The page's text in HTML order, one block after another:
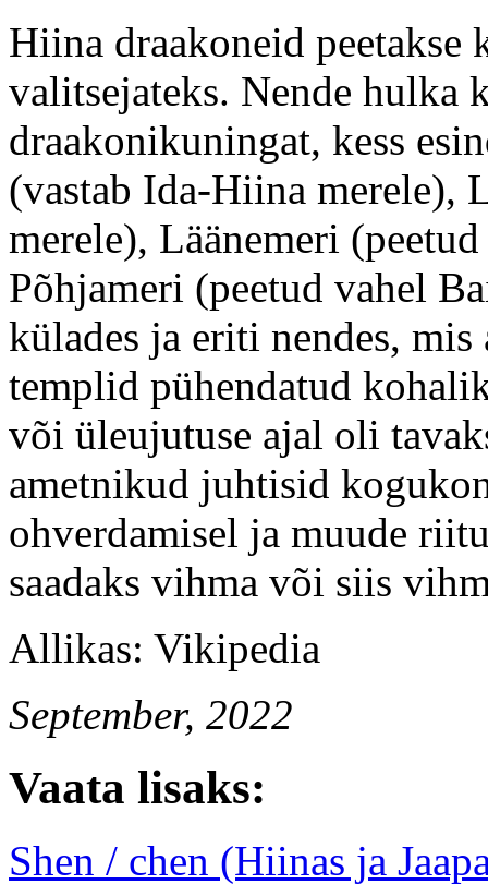
Hiina draakoneid peetakse
valitsejateks. Nende hulka
draakonikuningat, kess
(vastab Ida-Hiina merele),
merele), Läänemeri
Põhjameri (peetud vahel
külades ja eriti nendes,
templid pühendatud
või üleujutuse ajal oli
ametnikud juhtisid
ohverdamisel ja muude
saadaks vihma või siis
Allikas: Vikipedia
September, 2022
Vaata lisaks:
Shen / chen (Hiinas ja